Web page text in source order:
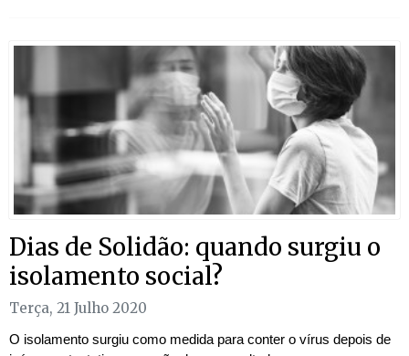
Dias de Solidão: quando surgiu o
isolamento social?
Terça, 21 Julho 2020
O isolamento surgiu como medida para conter o vírus depois de